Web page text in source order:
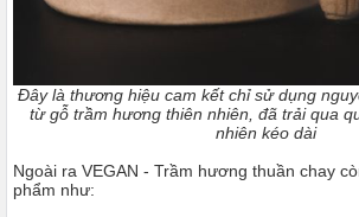
Đây là thương hiệu cam kết chỉ sử dụng
từ gỗ trầm hương thiên nhiên, đã trải qua
nhiên kéo dài
Ngoài ra VEGAN - Trầm hương thuần chay
phẩm như: